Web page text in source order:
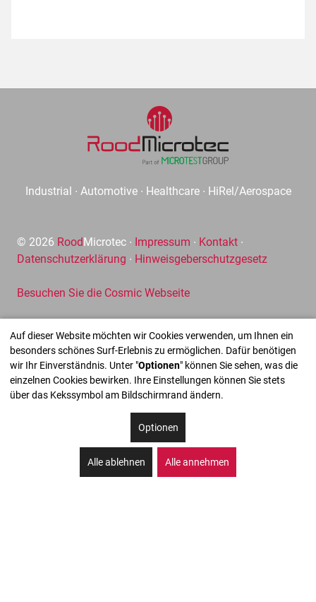
Industrial ∙ Automotive ∙ Healthcare ∙ HiRel/Aerospace
© 2026 RoodMicrotec ∙ Impressum ∙ Kontakt ∙
Datenschutzerklärung ∙ Hinweisgeberschutzgesetz
Besuchen Sie die Cosmic Webseite
Auf dieser Website möchten wir Cookies verwenden, um Ihnen ein
besonders schönes Surf-Erlebnis zu ermöglichen. Dafür benötigen
wir Ihr Einverständnis. Unter "Optionen" können Sie sehen, was die
einzelnen Cookies bewirken. Ihre Einstellungen können Sie stets
über das Kekssymbol am Bildschirmrand ändern.
Optionen
Alle ablehnen Alle annehmen